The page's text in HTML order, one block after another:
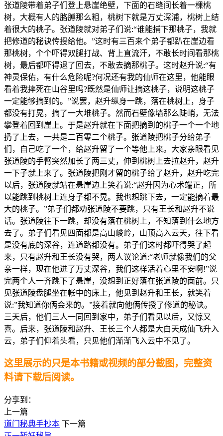
张道陵带着弟子们登上悬崖绝壁，下面的石缝间长着一棵桃
树，大概有人的胳膊那么粗，桃树下就是万丈深浦，桃树上结
着很大的桃子。张道陵就对弟子们说:“谁能捕下那桃子，我就
把修道的秘诀传授给他。”这时有三百来个弟子都趴在崖边看
那桃树，个个吓得双腿打战、背上直流汗，不敢长时间看那桃
树，最后都吓得退了回去，不敢去摘那桃子。这时赵升说:“有
神灵保佑，有什么危险呢?何况还有我的仙师在这里，他能眼
看着我摔死在山谷里吗?既然是仙师让摘这桃子，说明这桃子
一定能够摘到的。”说罢，赵升纵身一跳，落在桃树上，身子
都没有打晃，摘了一大堆桃子。然而石壁像墙那么陡峭，无法
攀登着回到崖上。于是赵升就在下面把摘到的桃子一个一个地
扔了上去，一共是二百零二个桃子。张道陵把桃子分给弟子
们，自己吃了一个，给赵升留了一个等他上来。大家亲眼看见
张道陵的手臂突然加长了两三丈，伸到桃树上去拉赵升，赵升
一下子就上来了。张道陵把刚才留的桃子给了赵升，赵升吃完
以后，张道陵就站在悬崖边上笑着说:“赵升因为心术端正，所
以能跳到桃树上连身子都不晃。我也想跳下去，一定能摘着最
大的桃子。”弟子们都劝张道陵不要跳，只有王长和赵升不说
话。张道陵往下一跳，却没有落在桃树上，不知落到什么地方
去了。弟子们看见四面都是高山峻岭，山顶高入云天，往下看
是没有底的深谷，连道路都没有。弟子们这时都吓得哭了起
来，只有赵升和王长没有哭，两人议论道:“老师就像我们的父
亲一样，现在他进了万丈深谷，我们这样活着心里不安啊!”说
完两个人一齐跳下了悬崖，没想到正好落在张道陵的面前。只
见张道陵盘腿坐在帐中的床上，他见到赵升和王长，就笑着
说:”我知道你俩会来的。”接着就向他俩传授了修道的秘诀。
三天后，他们三人一同回到家中，弟子们看见以后，又惊又
喜。后来，张道陵和赵升、王长三个人都是大白天成仙飞升入
云，弟子们仰着头看，只见他们渐渐飞入云中不见了。
这里展示的只是本书籍或视频的部分截图，完整资
料请下载后阅读。
分享到：
上一篇
道门秘典手抄本 下一篇